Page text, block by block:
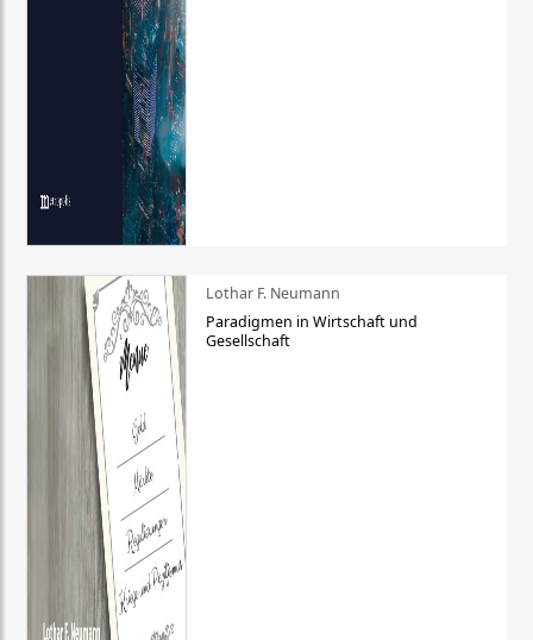
Lothar F. Neumann
Paradigmen in Wirtschaft und
Gesellschaft